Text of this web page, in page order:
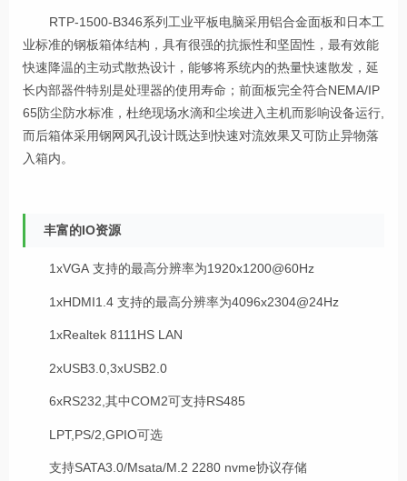
RTP-1500-B346系列 工业平板电脑采用铝合金面板和日本工
业标准的钢板箱体结构，具有很强的抗振性和坚固性，最有效能
快速降温的主动式散热设计，能够将系统内的热量快速散发，延
长内部器件特别是处理器的使用寿命；前面板完全符合NEMA/IP
65防尘防水标准，杜绝现场水滴和尘埃进入主机而影响设备运行,
而后箱体采用钢网风孔设计既达到快速对流效果又可防止异物落
入箱内。
丰富的IO资源
1xVGA 支持的最高分辨率为1920x1200@60Hz
1xHDMI1.4 支持的最高分辨率为4096x2304@24Hz
1xRealtek 8111HS LAN
2xUSB3.0,3xUSB2.0
6xRS232,其中COM2可支持RS485
LPT,PS/2,GPIO可选
支持SATA3.0/Msata/M.2 2280 nvme协议存储